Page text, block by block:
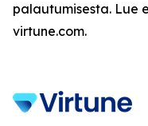
palautumisesta. Lue
virtune.com.